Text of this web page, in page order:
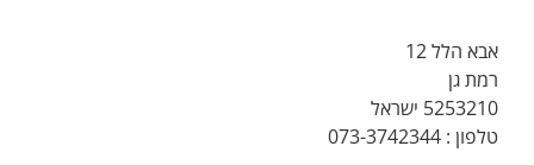
אבא הלל 12
רמת גן
5253210 ישראל
טלפון : 073-3742344